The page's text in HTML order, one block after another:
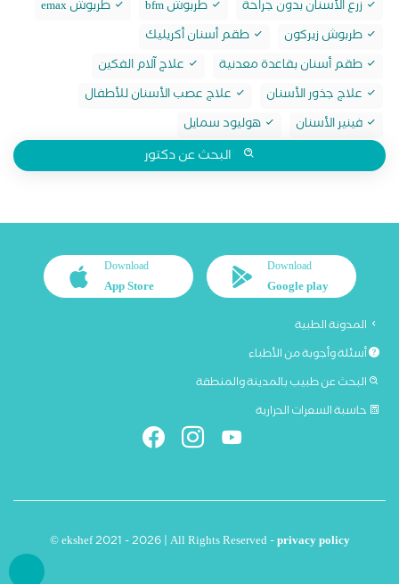
زرع الأسنان بدون جراحة
طربوش bfm
طربوش emax
طربوش زيركون
طقم أسنان أكريليك
طقم أسنان بقاعدة معدنية
علاج آلام الفكين
علاج جذور الأسنان
علاج عصب الأسنان للأطفال
فينير الأسنان
هوليود سمايل
البحث عن دكتور
Download
Google play
Download
App Store
المدونة الطبية
أسئلة وأجوبة من الأطباء
البحث عن طبيب بالمدينة والمنطقة
حاسبة السعرات الحرارية
© ekshef 2021 - 2026 | All Rights Reserved -privacy policy